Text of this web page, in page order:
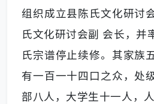
组织成立县陈氏文化研讨
氏文化研讨会副 会长，并
氏宗谱停止续修。其家族
有一百一十四口之众，处
部八人，大学生十一人，